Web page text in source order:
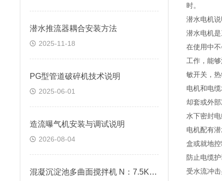
潜水推流器耦合安装方法
2025-11-18
PG型管道破碎机技术说明
2025-06-01
​造流曝气机安装与调试说明
2026-08-04
混凝沉淀池多曲面搅拌机 N：7.5KW D：2500mm
时。
潜水电机
潜水电机
在使用中
工作，能
敏开关，
电机和电
却套或外
水下密封
电机配有
盒或就地
防止电缆
受水流冲